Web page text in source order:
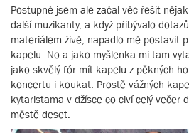
Postupně jsem ale začal věc řešit
další muzikanty, a když přibývalo
materiálem živě, napadlo mě postavit
kapelu. No a jako myšlenka mi tam
jako skvělý fór mít kapelu z pěkných
koncertu i koukat. Prostě vážných
kytaristama v džísce co civí celý večer
městě deset.